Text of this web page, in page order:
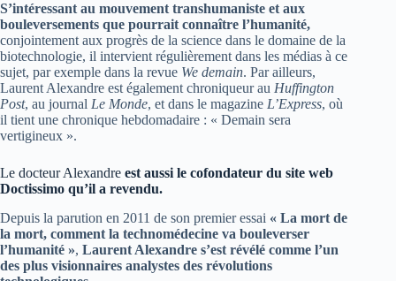
S’intéressant au mouvement transhumaniste et aux
bouleversements que pourrait connaître l’humanité,
conjointement aux progrès de la science dans le domaine de la
biotechnologie, il intervient régulièrement dans les médias à ce
sujet, par exemple dans la revue We demain. Par ailleurs,
Laurent Alexandre est également chroniqueur au Huffington
Post, au journal Le Monde, et dans le magazine L’Express, où
il tient une chronique hebdomadaire : « Demain sera
vertigineux ».
Le docteur Alexandre est aussi le cofondateur du site web
Doctissimo qu’il a revendu.
Depuis la parution en 2011 de son premier essai « La mort de
la mort, comment la technomédecine va bouleverser
l’humanité », Laurent Alexandre s’est révélé comme l’un
des plus visionnaires analystes des révolutions